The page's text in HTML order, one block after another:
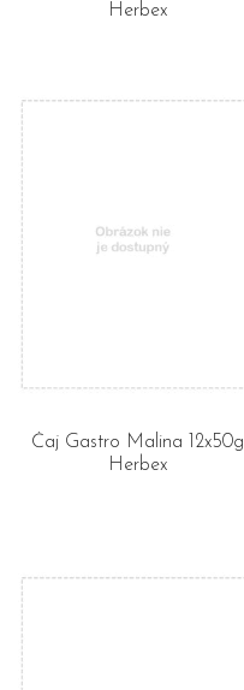
Herbex
Čaj Gastro Malina 12x50g
Herbex